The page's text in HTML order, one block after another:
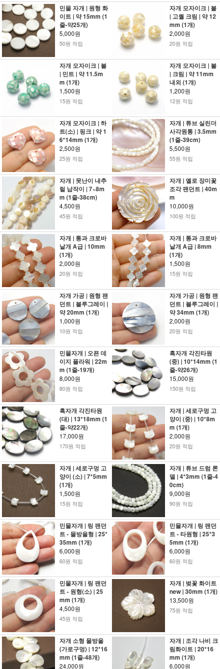
민물 자개 | 원형 화
이트 | 약 15mm (1
줄-약25개)
5,000원
50원 적립
자개 모자이크 | 볼
| 고퀄 크림 | 약 12
mm (1개)
2,000원
20원 적립
자개 모자이크 | 볼
| 민트 | 약 11.5m
m (1개)
1,500원
15원 적립
자개 모자이크 | 볼
| 크림 | 약 11mm
내외 (1개)
1,200원
12원 적립
자개 모자이크 | 하
트(소) | 핑크 | 약 1
6*14mm (1개)
2,500원
25원 적립
자개 | 튜브 실린더
사각원통 | 3.5mm
(1줄-39cm)
5,500원
55원 적립
자개 | 못난이 내추
럴 납작이 | 7~8m
m (1줄-38cm)
4,500원
45원 적립
자개 | 옐로 장미꽃
조각 팬던트 | 40m
m
10,000원
100원 적립
자개 | 통과 크로바
낱개 A급 | 10mm
(1개)
2,000원
20원 적립
자개 | 통과 크로바
낱개 A급 | 8mm
(1개)
1,500원
15원 적립
자개 가공 | 원형 팬
던트 | 블루그레이 |
약 20mm (1개)
1,000원
10원 적립
자개 가공 | 원형 팬
던트 | 블루그레이 |
약 34mm (1개)
2,000원
20원 적립
민물자개 | 오픈 데
이지 플라워 | 22m
m (1줄-19개)
8,000원
80원 적립
흑자개 각진타원
(중) | 10*14mm (1
줄-약26개)
15,000원
150원 적립
흑자개 각진타원
(대) | 13*18mm (1
줄-약22개)
17,000원
170원 적립
자개 | 세로구멍 고
양이 (중) | 10*8m
m (1개)
2,000원
20원 적립
자개 | 세로구멍 고
양이 (소) | 7*5mm
(1개)
1,500원
15원 적립
자개 | 튜브 드럼 론
델 | 4*3mm (1줄-4
0cm)
9,000원
90원 적립
민물자개 | 링 팬던
트 - 물방울형 | 25*
35mm (1개)
6,000원
60원 적립
민물자개 | 링 팬던
트 - 타원형 | 25*3
5mm (1개)
6,000원
60원 적립
민물자개 | 링 팬던
트 - 원형(소) | 25
mm (1개)
4,500원
45원 적립
자개 | 벚꽃 화이트
new | 30mm (1개)
13,500원
75원 적립
자개 소형 물방울
(가로구멍) | 12*16
mm (1줄-48개)
24,000원
자개 | 조각 나비 크
림화이트 | 20*16
mm (1개)
6,000원